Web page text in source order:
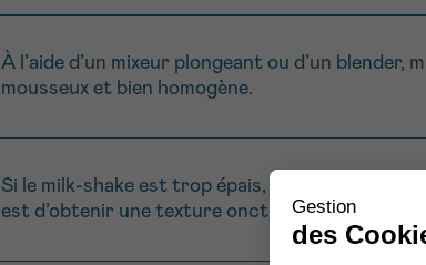
À l’aide d’un mixeur plongeant ou d’un
mousseux et bien homogène.
Si le milk-shake est trop épais, ajoutez un peu
est d’obtenir une texture onctueuse, facile à